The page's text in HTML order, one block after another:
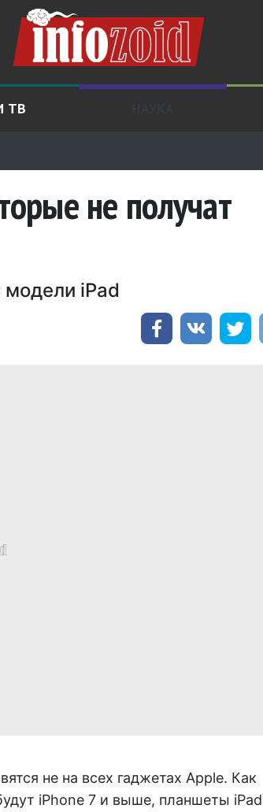
ТВ
не получат
модели iPad
не на всех гаджетах Apple. Как
iPhone 7 и выше, планшеты iPad